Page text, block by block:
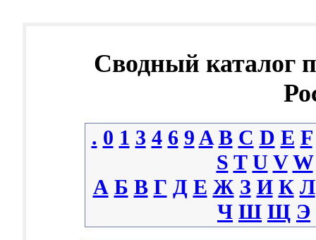
Сводный каталог
. 0 1 3 4 6 9 A B C D E F
S T U V W
А Б В Г Д Е Ж З И К Л
Ч Ш Щ Э